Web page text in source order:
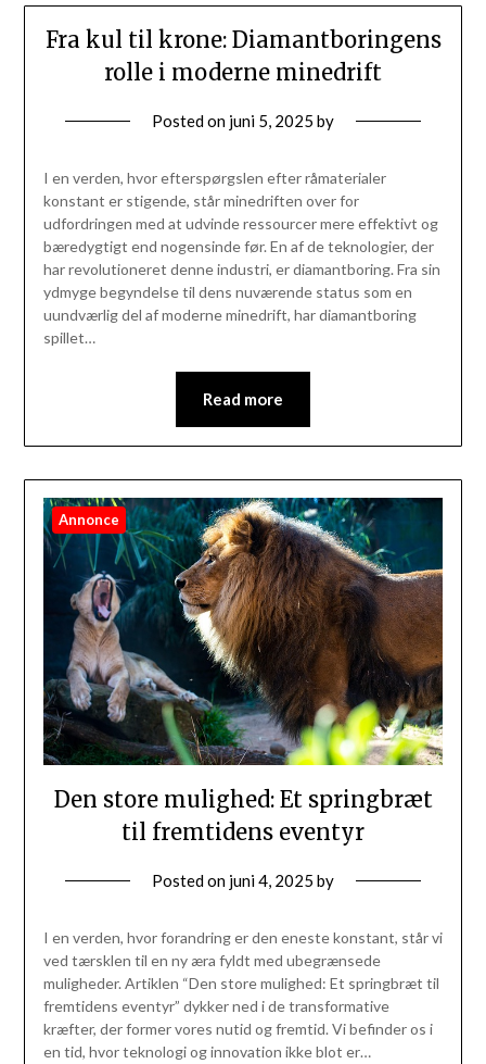
Fra kul til krone: Diamantboringens
rolle i moderne minedrift
Posted on juni 5, 2025 by
I en verden, hvor efterspørgslen efter råmaterialer
konstant er stigende, står minedriften over for
udfordringen med at udvinde ressourcer mere effektivt og
bæredygtigt end nogensinde før. En af de teknologier, der
har revolutioneret denne industri, er diamantboring. Fra sin
ydmyge begyndelse til dens nuværende status som en
uundværlig del af moderne minedrift, har diamantboring
spillet…
Read more
Annonce
Den store mulighed: Et springbræt
til fremtidens eventyr
Posted on juni 4, 2025 by
I en verden, hvor forandring er den eneste konstant, står vi
ved tærsklen til en ny æra fyldt med ubegrænsede
muligheder. Artiklen “Den store mulighed: Et springbræt til
fremtidens eventyr” dykker ned i de transformative
kræfter, der former vores nutid og fremtid. Vi befinder os i
en tid, hvor teknologi og innovation ikke blot er…